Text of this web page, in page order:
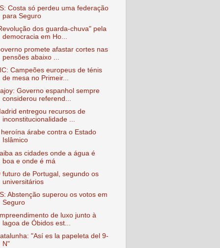
Costa só perdeu uma federação
para Seguro
dos guarda-chuva" pela
democracia em Ho...
promete afastar cortes nas
pensões abaixo ...
Campeões europeus de ténis
de mesa no Primeir...
Governo espanhol sempre
considerou referend...
entregou recursos de
inconstitucionalidade ...
heroína árabe contra o Estado
Islâmico
as cidades onde a água é
boa e onde é má
futuro de Portugal, segundo os
universitários
Abstenção superou os votos em
Seguro
de luxo junto à
lagoa de Óbidos est...
"Así es la papeleta del 9-
N"